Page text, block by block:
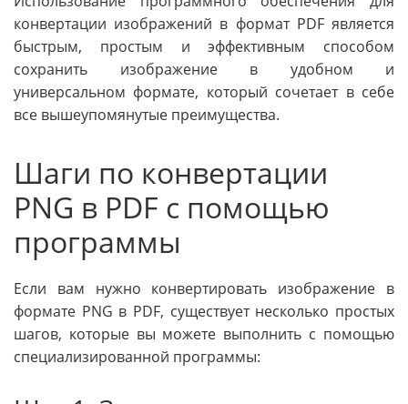
конвертации изображений в формат PDF является
быстрым, простым и эффективным способом
сохранить изображение в удобном и
универсальном формате, который сочетает в себе
все вышеупомянутые преимущества.
Шаги по конвертации
PNG в PDF с помощью
программы
Если вам нужно конвертировать изображение в
формате PNG в PDF, существует несколько простых
шагов, которые вы можете выполнить с помощью
специализированной программы: